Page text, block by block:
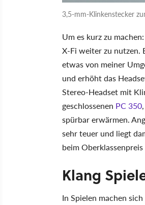
3,5-mm-Klinkenstecker
Um es kurz zu
X-Fi weiter zu nutzen.
etwas von meiner
und erhöht das
Stereo-Headset mit
geschlossenen PC 350
spürbar erwärmen.
sehr teuer und liegt
beim
Klang
In Spielen machen